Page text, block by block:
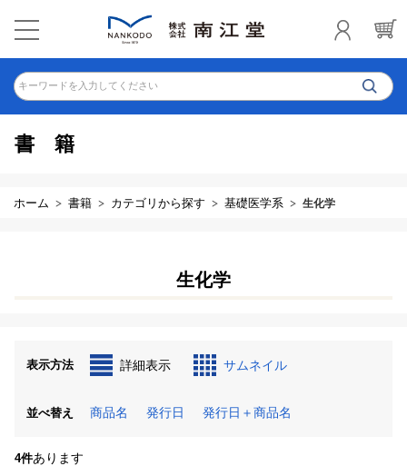
キーワードを入力してください
書籍
ホーム 書籍 カテゴリから探す 基礎医学系 生化学
生化学
表示方法 詳細表示 サムネイル
並べ替え 商品名 発行日 発行日＋商品名
4件あります